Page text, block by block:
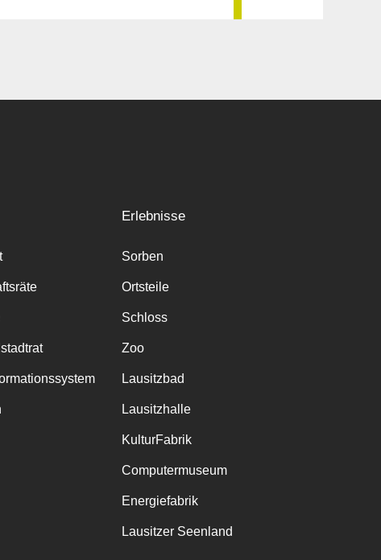
Erlebnisse
Sorben
Ortsteile
Schloss
Zoo
Lausitzbad
Lausitzhalle
KulturFabrik
Computermuseum
Energiefabrik
Lausitzer Seenland